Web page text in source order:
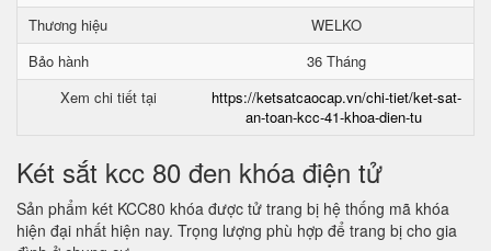
Thương hiệu
WELKO
Bảo hành
36 Tháng
Xem chi tiết tại
https://ketsatcaocap.vn/chi-tiet/ket-sat-
an-toan-kcc-41-khoa-dien-tu
Két sắt kcc 80 đen khóa điện tử
Sản phẩm két KCC80 khóa được tử trang bị hệ thống mã khóa
hiện đại nhất hiện nay. Trọng lượng phù hợp để trang bị cho gia